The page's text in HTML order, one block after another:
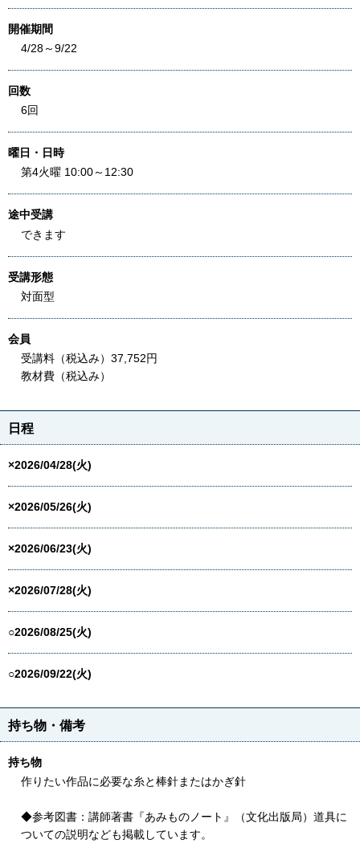
開催期間
4/28～9/22
回数
6回
曜日・日時
第4火曜 10:00～12:30
途中受講
できます
受講形態
対面型
会員
受講料（税込み）37,752円
教材費（税込み）
日程
×2026/04/28(火)
×2026/05/26(火)
×2026/06/23(火)
×2026/07/28(火)
○2026/08/25(火)
○2026/09/22(火)
持ち物・備考
持ち物
作りたい作品に必要な糸と棒針またはかぎ針
◆参考図書：講師著書『あみものノート』（文化出版局）道具に
ついての説明なども掲載しています。